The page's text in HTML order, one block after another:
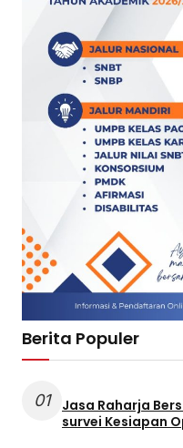
Berita Populer
01
Jasa Raharja
survei Kesiapan